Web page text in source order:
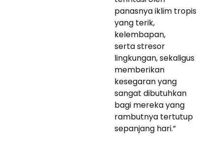
panasnya iklim tropis
yang terik,
kelembapan,
serta stresor
lingkungan, sekaligus
memberikan
kesegaran yang
sangat dibutuhkan
bagi mereka yang
rambutnya tertutup
sepanjang hari.”